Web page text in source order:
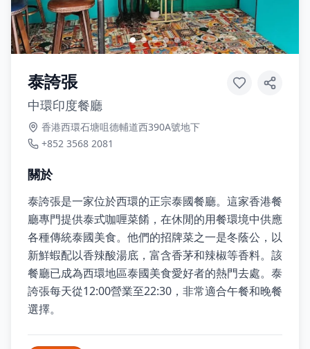
泰誇張
中環印度餐廳
香港西環石塘咀德輔道西390A號地下
+852 3568 2081
關於
泰誇張是一家位於西環的正宗泰國餐廳。這家香港餐
廳專門提供泰式咖喱菜餚，在休閒的用餐環境中供應
各種傳統泰國美食。他們的招牌菜之一是冬蔭公，以
新鮮蝦配以香辣酸湯底，富含香茅和辣椒等香料。該
餐廳已成為西環地區泰國美食愛好者的熱門去處。泰
誇張每天從12:00營業至22:30，非常適合午餐和晚餐
選擇。